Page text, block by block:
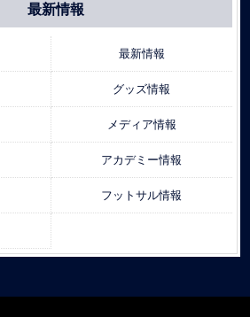
最新情報
最新情報
グッズ情報
メディア情報
アカデミー情報
フットサル情報